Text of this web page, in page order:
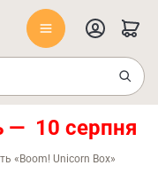
— 10 серпня
«Boom! Unicorn Box»